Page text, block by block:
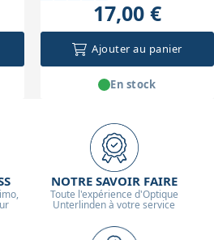
17,00 €
Ajouter au panier
En stock
NOTRE SAVOIR FAIRE
Toute l'expérience d'Optique
Unterlinden à votre service